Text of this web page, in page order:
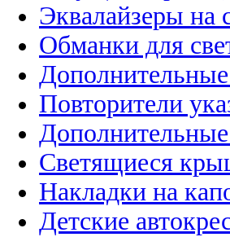
Эквалайзеры на
Обманки для
Повторители
Светящиеся
Накладки на
Детские